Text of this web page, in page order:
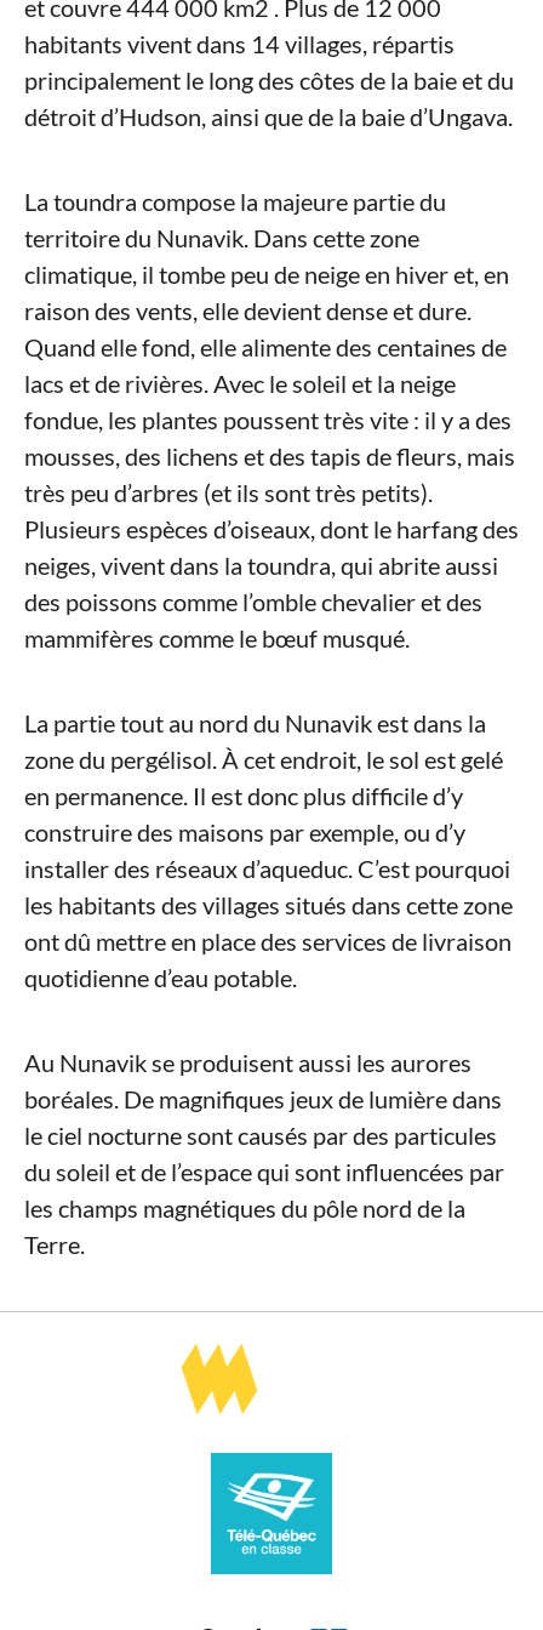
et couvre 444 000 km2 . Plus de 12 000
habitants vivent dans 14 villages, répartis
principalement le long des côtes de la baie et du
détroit d’Hudson, ainsi que de la baie d’Ungava.
La toundra compose la majeure partie du
territoire du Nunavik. Dans cette zone
climatique, il tombe peu de neige en hiver et, en
raison des vents, elle devient dense et dure.
Quand elle fond, elle alimente des centaines de
lacs et de rivières. Avec le soleil et la neige
fondue, les plantes poussent très vite : il y a des
mousses, des lichens et des tapis de fleurs, mais
très peu d’arbres (et ils sont très petits).
Plusieurs espèces d’oiseaux, dont le harfang des
neiges, vivent dans la toundra, qui abrite aussi
des poissons comme l’omble chevalier et des
mammifères comme le bœuf musqué.
La partie tout au nord du Nunavik est dans la
zone du pergélisol. À cet endroit, le sol est gelé
en permanence. Il est donc plus difficile d’y
construire des maisons par exemple, ou d’y
installer des réseaux d’aqueduc. C’est pourquoi
les habitants des villages situés dans cette zone
ont dû mettre en place des services de livraison
quotidienne d’eau potable.
Au Nunavik se produisent aussi les aurores
boréales. De magnifiques jeux de lumière dans
le ciel nocturne sont causés par des particules
du soleil et de l’espace qui sont influencées par
les champs magnétiques du pôle nord de la
Terre.